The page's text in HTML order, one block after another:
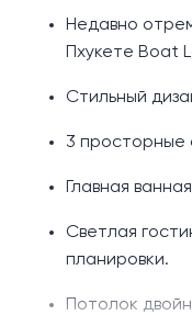
Недавно
Пхукете Boat
Стильный
3 просторные
Главная
Светлая
планировки.
Потолок